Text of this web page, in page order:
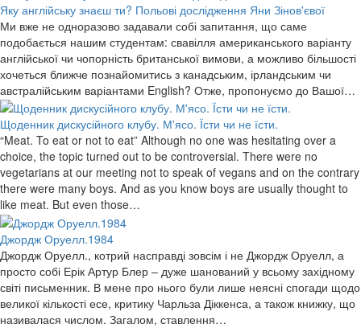
Яку англійську знаєш ти? Польові дослідження Яни Зінов'євої
Ми вже не одноразово задавали собі запитання, що саме
подобається нашим студентам: свавілля американського варіанту
англійської чи чопорність британської вимови, а можливо більшості
хочеться ближче познайомитись з канадським, ірландським чи
австралійським варіантами English? Отже, пропонуємо до Вашої…
Щоденник дискусійного клубу. М'ясо. Їсти чи не їсти.
“Meat. To eat or not to eat” Although no one was hesitating over a
choice, the topic turned out to be controversial. There were no
vegetarians at our meeting not to speak of vegans and on the contrary
there were many boys. And as you know boys are usually thought to
like meat. But even those…
Джордж Оруелл.1984
Джордж Оруелл., котрий насправді зовсім і не Джордж Оруелл, а
просто собі Ерік Артур Блер – дуже шанований у всьому західному
світі письменник. В мене про нього були лише неясні спогади щодо
великої кількості есе, критику Чарльза Діккенса, а також книжку, що
називалася числом. Загалом, ставлення…